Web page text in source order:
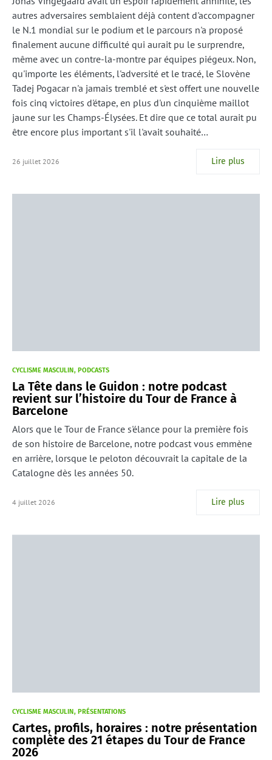
autres adversaires semblaient déjà content d'accompagner
le N.1 mondial sur le podium et le parcours n'a proposé
finalement aucune difficulté qui aurait pu le surprendre,
même avec un contre-la-montre par équipes piégeux. Non,
qu'importe les éléments, l'adversité et le tracé, le Slovène
Tadej Pogacar n'a jamais tremblé et s'est offert une nouvelle
fois cinq victoires d'étape, en plus d'un cinquième maillot
jaune sur les Champs-Élysées. Et dire que ce total aurait pu
être encore plus important s'il l'avait souhaité…
26 juillet 2026 Lire plus
CYCLISME MASCULIN PODCASTS
La Tête dans le Guidon : notre podcast
revient sur l’histoire du Tour de France à
Barcelone
Alors que le Tour de France s'élance pour la première fois
de son histoire de Barcelone, notre podcast vous emmène
en arrière, lorsque le peloton découvrait la capitale de la
Catalogne dès les années 50.
4 juillet 2026 Lire plus
CYCLISME MASCULIN PRÉSENTATIONS
Cartes, profils, horaires : notre présentation
complète des 21 étapes du Tour de France
2026